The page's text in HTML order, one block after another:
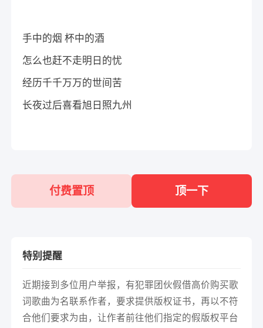
手中的烟 杯中的酒
怎么也赶不走明日的忧
经历千千万万的世间苦
长夜过后喜看旭日照九州
付费置顶 顶一下
特别提醒
近期接到多位用户举报，有犯罪团伙假借高价购买歌
词歌曲为名联系作者，要求提供版权证书，再以不符
合他们要求为由，让作者前往他们指定的假版权平台